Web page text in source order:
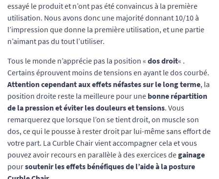
essayé le produit et n’ont pas été convaincus à la première
utilisation. Nous avons donc une majorité donnant 10/10 à
l’impression que donne la première utilisation, et une partie
n’aimant pas du tout l’utiliser.
Tous le monde n’apprécie pas la position « dos droit« .
Certains éprouvent moins de tensions en ayant le dos courbé.
Attention cependant aux effets néfastes sur le long terme, la
position droite reste la meilleure pour une bonne répartition
de la pression et éviter les douleurs et tensions. Vous
remarquerez que lorsque l’on se tient droit, on muscle son
dos, ce qui le pousse à rester droit par lui-même sans effort de
votre part. La Curble Chair vient accompagner cela et vous
pouvez avoir recours en parallèle à des exercices degainage
poursoutenir les effets bénéfiques de l’aide à la posture